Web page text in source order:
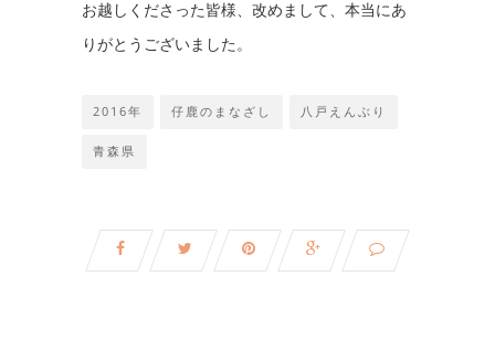
お越しくださった皆様、改めまして、本当にあ
りがとうございました。
2016年 仔鹿のまなざし 八戸えんぶり
青森県